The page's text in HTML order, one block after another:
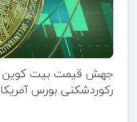
رکوردشکنی بورس آمریکا